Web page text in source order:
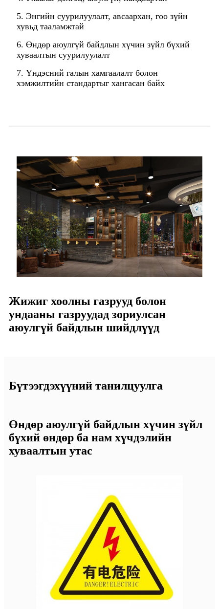
5. Энгийн суурилуулалт, авсаархан, гоо зүйн
хувьд тааламжтай
6. Өндөр аюулгүй байдлын хүчин зүйл бүхий
хуваалтын суурилуулалт
7. Үндэсний галын хамгаалалт болон
хэмжилтийн стандартыг хангасан байх
Жижиг хоолны газрууд болон
ундааны газруудад зориулсан
аюулгүй байдлын шийдлүүд
Бүтээгдэхүүний танилцуулга
Өндөр аюулгүй байдлын хүчин зүйл
бүхий өндөр ба нам хүчдэлийн
хуваалтын утас